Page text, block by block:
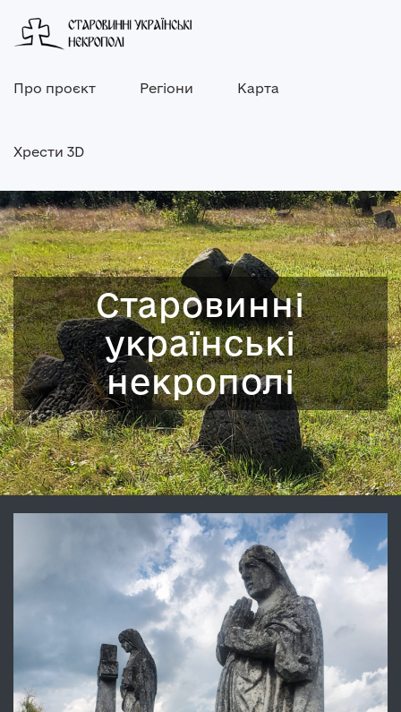
Про проєкт Регіони Карта
Хрести 3D
Старовинні
українські
некрополі